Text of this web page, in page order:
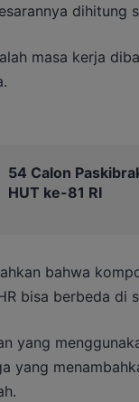
dihitung
masa kerja
54 Calon
HUT ke-81 RI
bahwa
bisa berbeda di
yang
yang